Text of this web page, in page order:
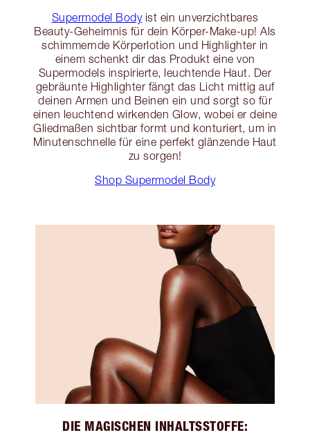
Supermodel Bodyist ein unverzichtbares
Beauty-Geheimnis für dein Körper-Make-up! Als
schimmernde Körperlotion und Highlighter in
einem schenkt dir das Produkt eine von
Supermodels inspirierte, leuchtende Haut. Der
gebräunte Highlighter fängt das Licht mittig auf
deinen Armen und Beinen ein und sorgt so für
einen leuchtend wirkenden Glow, wobei er deine
Gliedmaßen sichtbar formt und konturiert, um in
Minutenschnelle für eine perfekt glänzende Haut
zu sorgen!
Shop Supermodel Body
DIE MAGISCHEN INHALTSSTOFFE: